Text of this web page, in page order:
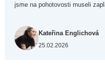
jsme na pohotovosti museli
Kateřina Englichová
25.02.2026